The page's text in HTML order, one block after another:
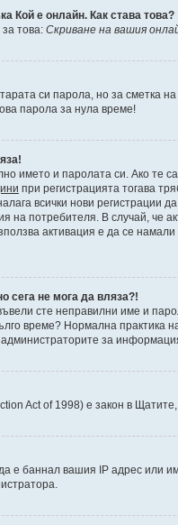
Кой е онлайн. Как става това?
това: Скриване на вашия
си парола, но за сметка
парола за нула време!
името и паролата си. Ако те
при регистрацията тогава
всички нови
потребителя. В случай, че
активация е да се
сега не мога да вляза?!
сте неправилни име и
време? Нормална практика
за
Act of 1998) е закон в
баннал вашия IP адрес или